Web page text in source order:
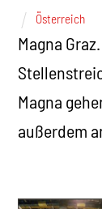
Österreich
Magna
Magna
außerdem